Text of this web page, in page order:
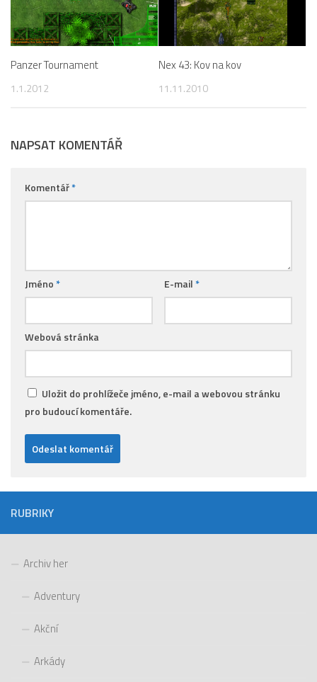
Panzer Tournament
1.1.2012
Nex 43: Kov na kov
11.11.2010
NAPSAT KOMENTÁŘ
Komentář*
Jméno * E-mail *
Webová stránka
Uložit do prohlížeče jméno, e-mail a webovou stránku
pro budoucí komentáře.
RUBRIKY
Archiv her
Adventury
Akční
Arkády